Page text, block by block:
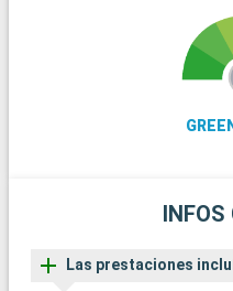
INFOS
Las prestaciones